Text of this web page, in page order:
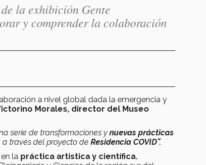
la exhibición Gente
y comprender la colaboración
a nivel global dada la emergencia y
Morales, director del Museo
serie de transformaciones y nuevas prácticas
través del proyecto de Residencia COVID”.
la práctica artística y científica.